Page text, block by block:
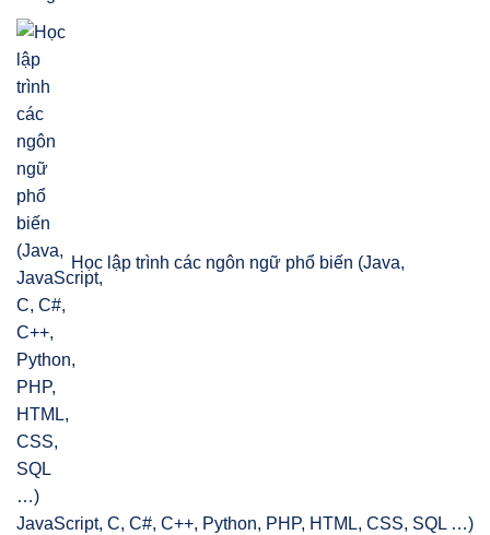
Học lập trình các ngôn ngữ phổ biến (Java,
JavaScript, C, C#, C++, Python, PHP, HTML, CSS, SQL …)